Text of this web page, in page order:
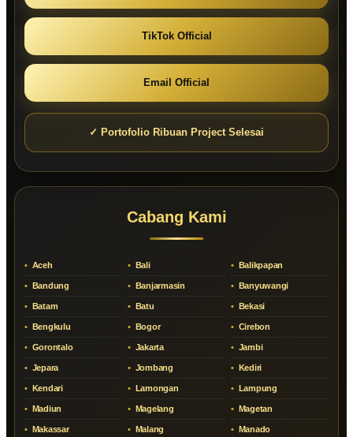
TikTok Official
Email Official
✓ Portofolio Ribuan Project Selesai
Cabang Kami
Aceh Bali Balikpapan
Bandung Banjarmasin Banyuwangi
Batam Batu Bekasi
Bengkulu Bogor Cirebon
Gorontalo Jakarta Jambi
Jepara Jombang Kediri
Kendari Lamongan Lampung
Madiun Magelang Magetan
Makassar Malang Manado